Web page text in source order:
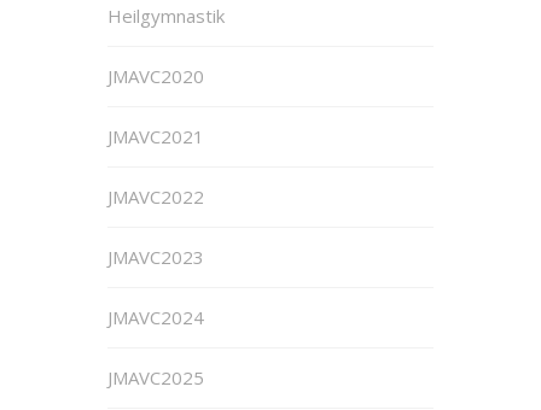
Heilgymnastik
JMAVC2020
JMAVC2021
JMAVC2022
JMAVC2023
JMAVC2024
JMAVC2025